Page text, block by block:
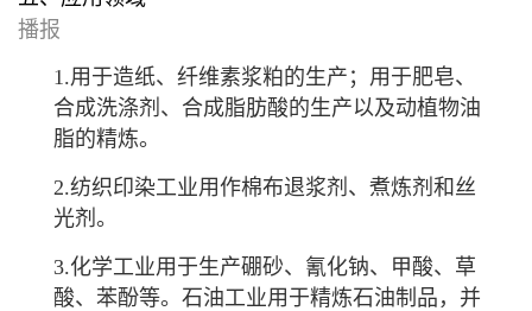
播报
1.用于造纸、纤维素浆粕的生产；用于肥皂、
合成洗涤剂、合成脂肪酸的生产以及动植物油
脂的精炼。
2.纺织印染工业用作棉布退浆剂、煮炼剂和丝
光剂。
3.化学工业用于生产硼砂、氰化钠、甲酸、草
酸、苯酚等。石油工业用于精炼石油制品，并